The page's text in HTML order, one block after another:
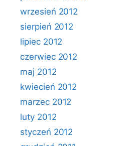
wrzesień 2012
sierpień 2012
lipiec 2012
czerwiec 2012
maj 2012
kwiecień 2012
marzec 2012
luty 2012
styczeń 2012